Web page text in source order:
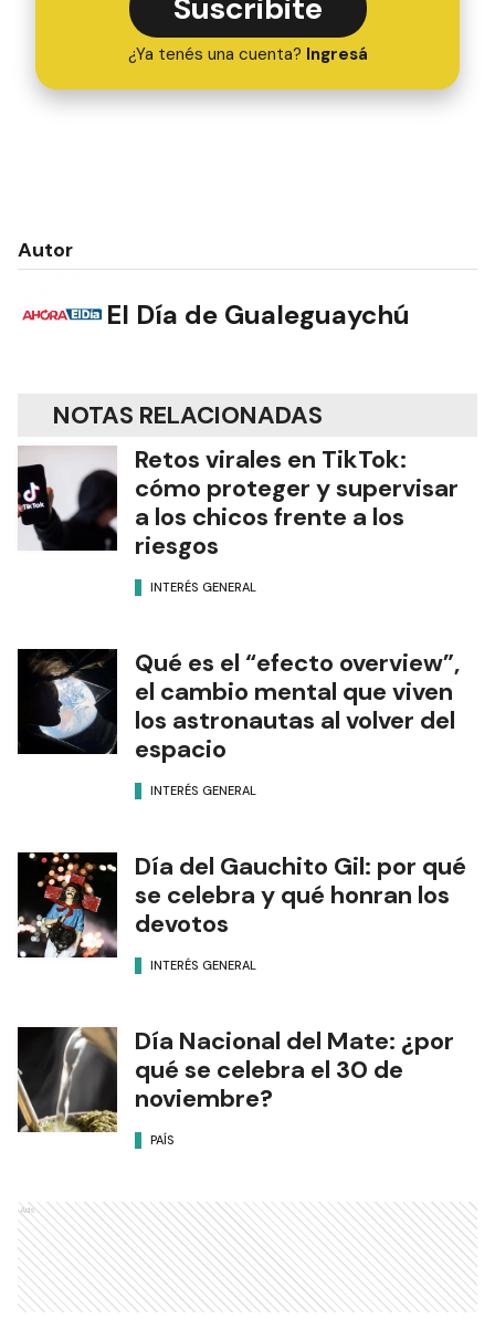
Suscribite
¿Ya tenés una cuenta? Ingresá
Autor
El Día de Gualeguaychú
NOTAS RELACIONADAS
Retos virales en TikTok:
cómo proteger y supervisar
a los chicos frente a los
riesgos
INTERÉS GENERAL
Qué es el “efecto overview”,
el cambio mental que viven
los astronautas al volver del
espacio
INTERÉS GENERAL
Día del Gauchito Gil: por qué
se celebra y qué honran los
devotos
INTERÉS GENERAL
Día Nacional del Mate: ¿por
qué se celebra el 30 de
noviembre?
PAÍS
Ads